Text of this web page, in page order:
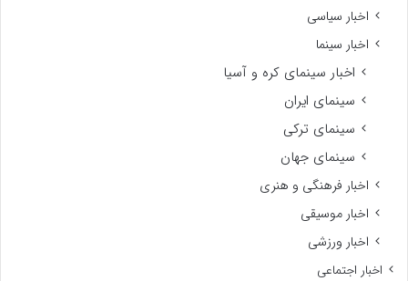
اخبار سیاسی
اخبار سینما
اخبار سینمای کره و آسیا
سینمای ایران
سینمای ترکی
سینمای جهان
اخبار فرهنگی و هنری
اخبار موسیقی
اخبار ورزشی
اخبار اجتماعی